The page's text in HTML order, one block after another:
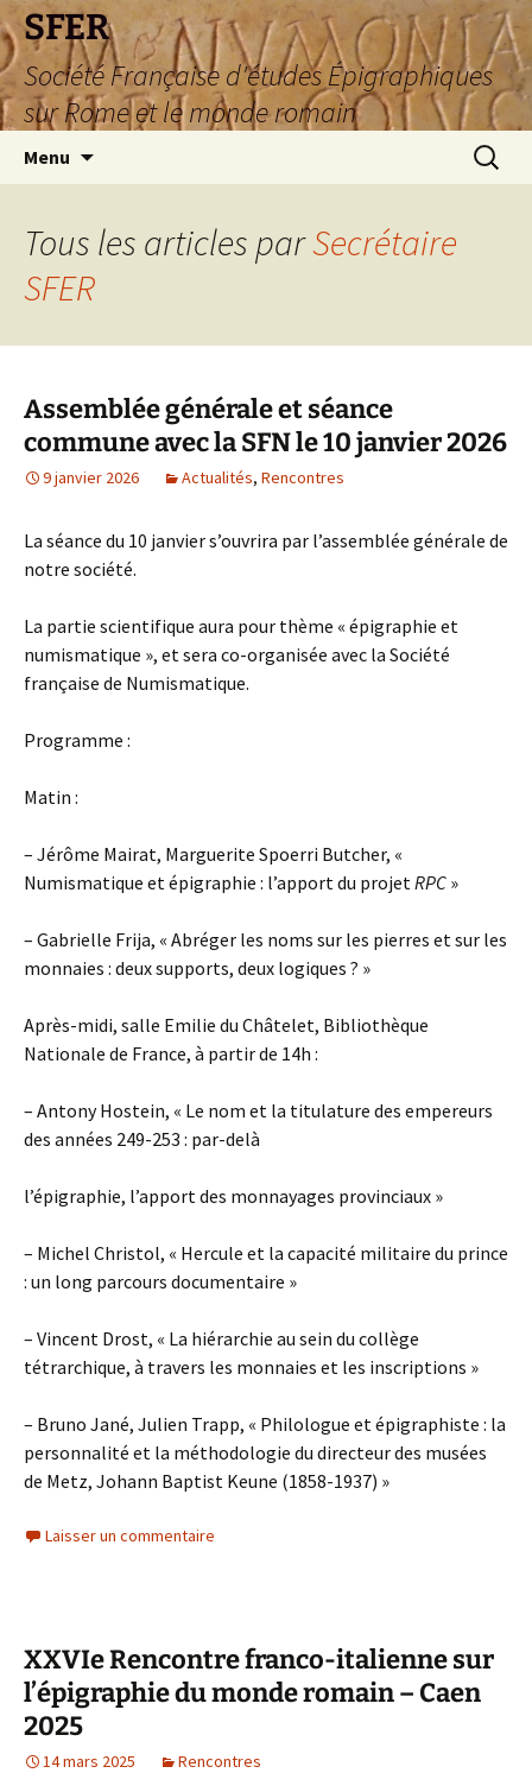
SFER
Société Française d'études Épigraphiques
sur Rome et le monde romain
Menu
Tous les articles parSecrétaire
SFER
Assemblée générale et séance
commune avec la SFN le 10 janvier 2026
9 janvier 2026 Actualités, Rencontres
La séance du 10 janvier s’ouvrira par l’assemblée générale de
notre société.
La partie scientifique aura pour thème « épigraphie et
numismatique », et sera co-organisée avec la Société
française de Numismatique.
Programme :
Matin :
– Jérôme Mairat, Marguerite Spoerri Butcher, «
Numismatique et épigraphie : l’apport du projetRPC »
– Gabrielle Frija, « Abréger les noms sur les pierres et sur les
monnaies : deux supports, deux logiques ? »
Après-midi, salle Emilie du Châtelet, Bibliothèque
Nationale de France, à partir de 14h :
– Antony Hostein, « Le nom et la titulature des empereurs
des années 249-253 : par-delà
l’épigraphie, l’apport des monnayages provinciaux »
– Michel Christol, « Hercule et la capacité militaire du prince
: un long parcours documentaire »
– Vincent Drost, « La hiérarchie au sein du collège
tétrarchique, à travers les monnaies et les inscriptions »
– Bruno Jané, Julien Trapp, « Philologue et épigraphiste : la
personnalité et la méthodologie du directeur des musées
de Metz, Johann Baptist Keune (1858-1937) »
Laisser un commentaire
XXVIe Rencontre franco-italienne sur
l’épigraphie du monde romain – Caen
2025
14 mars 2025 Rencontres